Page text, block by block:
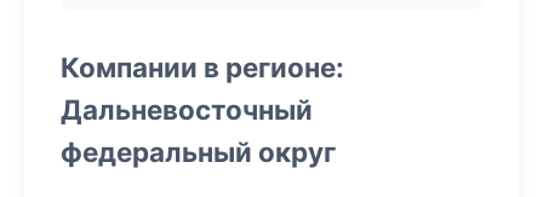
Компании в регионе:
Дальневосточный
федеральный округ